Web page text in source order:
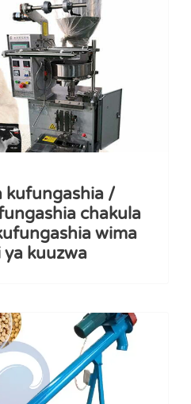
kufungashia /
chakula
wima
ya kuuzwa